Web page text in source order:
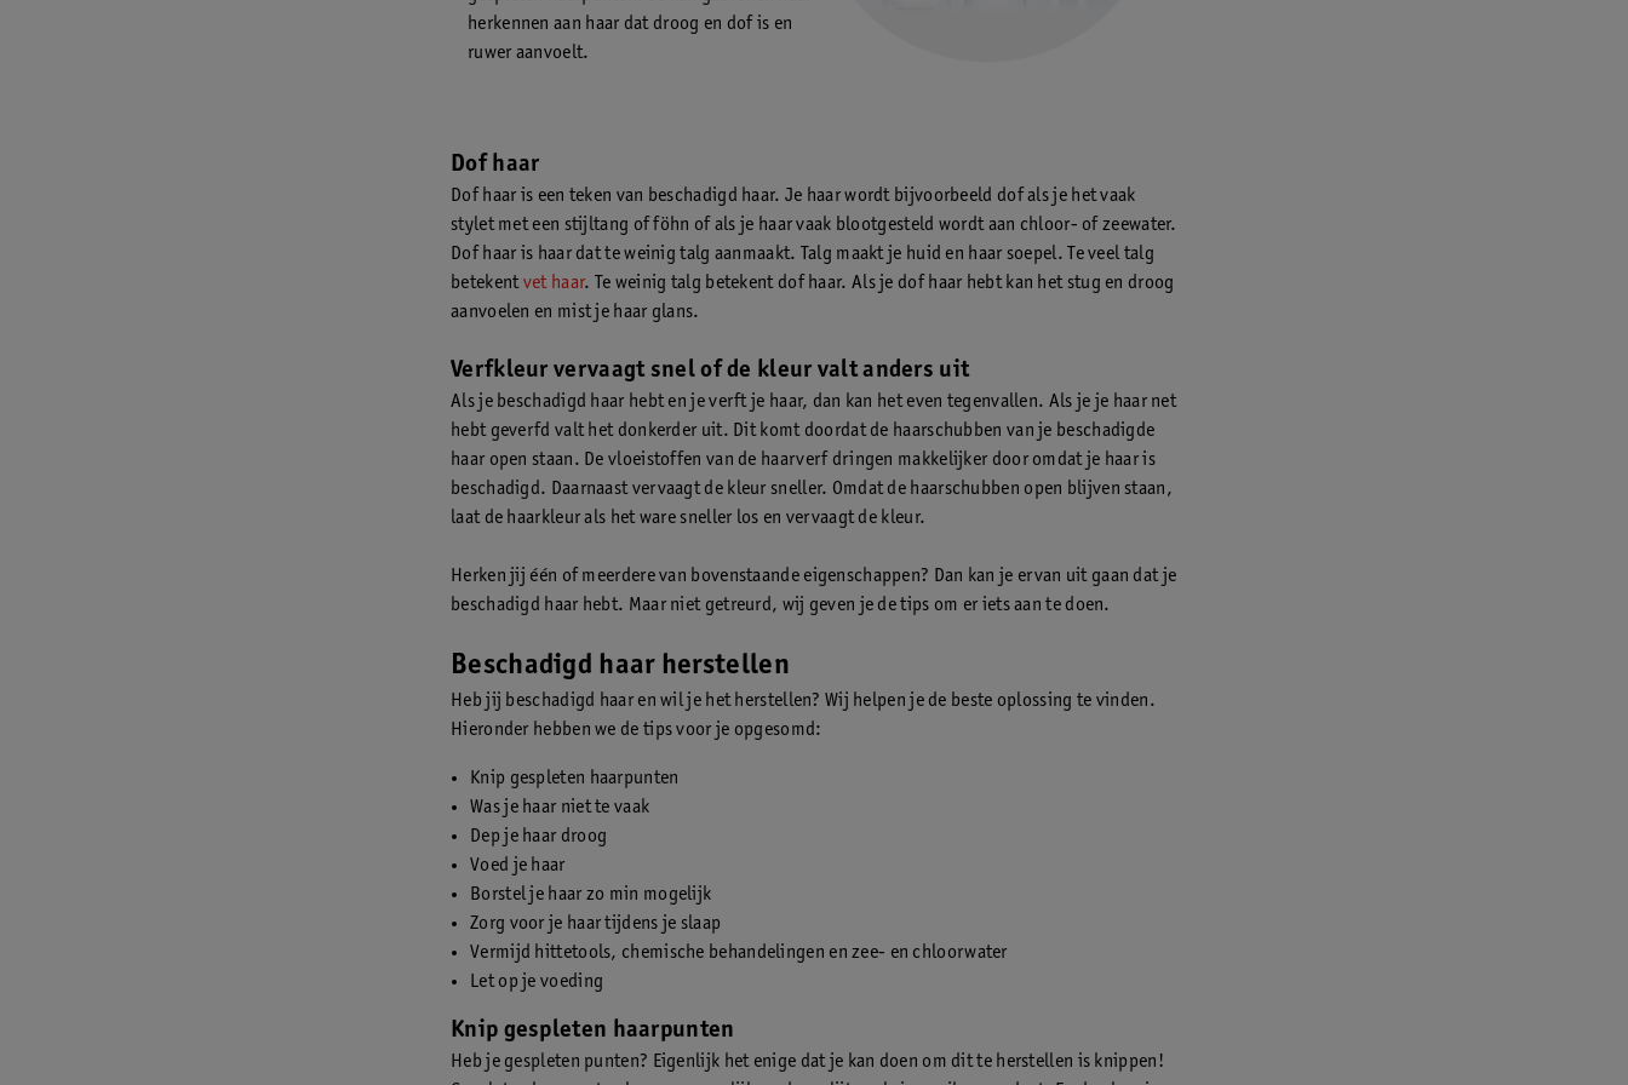
herkennen aan haar dat droog en dof is en
ruwer aanvoelt.
Dof haar
Dof haar is een teken van beschadigd haar. Je haar wordt bijvoorbeeld dof als je het vaak
stylet met een stijltang of föhn of als je haar vaak blootgesteld wordt aan chloor- of zeewater.
Dof haar is haar dat te weinig talg aanmaakt. Talg maakt je huid en haar soepel. Te veel talg
betekentvet haar. Te weinig talg betekent dof haar. Als je dof haar hebt kan het stug en droog
aanvoelen en mist je haar glans.
Verfkleur vervaagt snel of de kleur valt anders uit
Als je beschadigd haar hebt en je verft je haar, dan kan het even tegenvallen. Als je je haar net
hebt geverfd valt het donkerder uit. Dit komt doordat de haarschubben van je beschadigde
haar open staan. De vloeistoffen van de haarverf dringen makkelijker door omdat je haar is
beschadigd. Daarnaast vervaagt de kleur sneller. Omdat de haarschubben open blijven staan,
laat de haarkleur als het ware sneller los en vervaagt de kleur.
Herken jij één of meerdere van bovenstaande eigenschappen? Dan kan je ervan uit gaan dat je
beschadigd haar hebt. Maar niet getreurd, wij geven je de tips om er iets aan te doen.
Beschadigd haar herstellen
Heb jij beschadigd haar en wil je het herstellen? Wij helpen je de beste oplossing te vinden.
Hieronder hebben we de tips voor je opgesomd:
Knip gespleten haarpunten
Was je haar niet te vaak
Dep je haar droog
Voed je haar
Borstel je haar zo min mogelijk
Zorg voor je haar tijdens je slaap
Vermijd hittetools, chemische behandelingen en zee- en chloorwater
Let op je voeding
Knip gespleten haarpunten
Heb je gespleten punten? Eigenlijk het enige dat je kan doen om dit te herstellen is knippen!